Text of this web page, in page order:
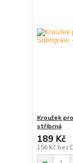
Kroužek
stříbrná
189 Kč
156 Kč bez